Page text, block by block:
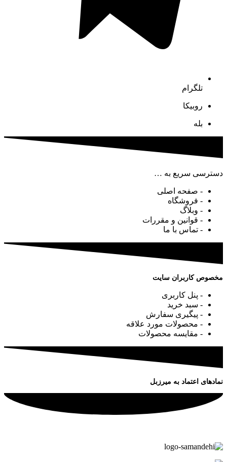
تلگرام
روبیکا
بله
دسترسی سریع به …
- صفحه اصلی
- فروشگاه
- وبلاگ
- قوانین و مقررات
- تماس با ما
مخصوص کاربران سایت
- پنل کاربری
- سبد خرید
- پیگیری سفارش
- محصولات مورد علاقه
- مقایسه محصولات
نمادهای اعتماد به میرزبل